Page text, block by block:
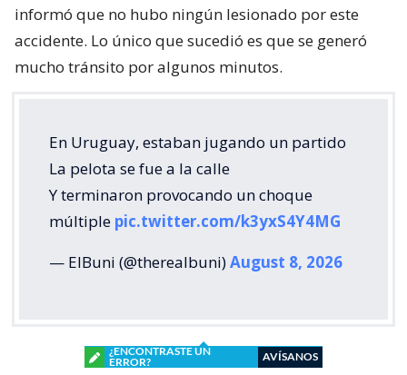
informó que no hubo ningún lesionado por este
accidente. Lo único que sucedió es que se generó
mucho tránsito por algunos minutos.
En Uruguay, estaban jugando un partido
La pelota se fue a la calle
Y terminaron provocando un choque
múltiple pic.twitter.com/k3yxS4Y4MG
— ElBuni (@therealbuni)August 8, 2026
¿ENCONTRASTE UN
ERROR?
AVÍSANOS